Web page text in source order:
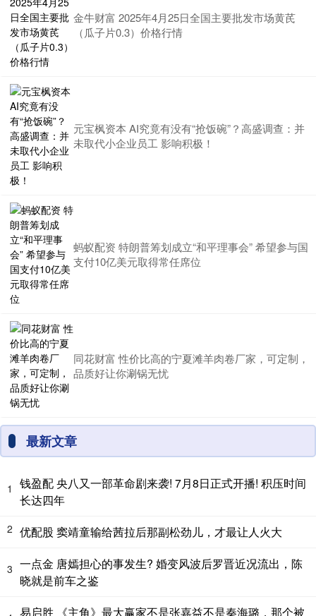
金牛财富 2025年4月25日全国主要批发市场黄芪
（瓜子片0.3）价格行情
元宝枫资本 AI究竟有没有“抢饭碗”？高盛调查：并
未取代小企业员工 影响积极！
蚂蚁配资 特朗普筹划成立“和平理事会” 希望参与国
支付10亿美元取得常任席位
同花财富 性价比高的宁夏滩羊肉卷厂家，可定制，
品质好让你涮锅无忧
最新文章
1
钱盈配 央八又一部革命剧来袭! 7月8日正式开播! 积压时间
长达四年
2 优配股 窦靖童输给茜拉后那副松劲儿，才最让人火大
3 一点金 唐嫣担心的事发生? 婚变风波后罗晋近况流出，陈
晓就是前车之鉴
易启胜 《主角》最大赢家不是张嘉益不是秦海璐，那个被